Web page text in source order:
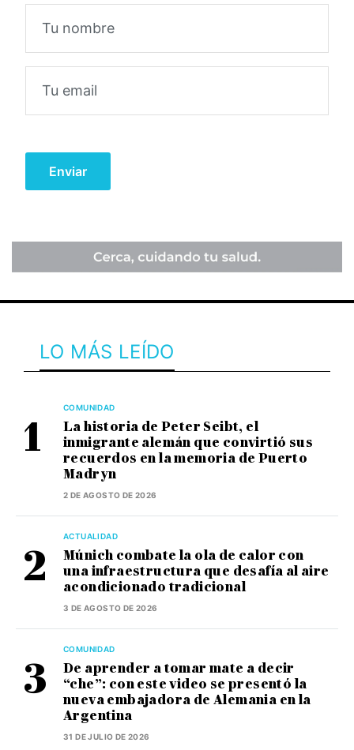
LO MÁS LEÍDO
COMUNIDAD
La historia de Peter Seibt, el
inmigrante alemán que convirtió sus
recuerdos en la memoria de Puerto
Madryn
2 DE AGOSTO DE 2026
ACTUALIDAD
Múnich combate la ola de calor con
una infraestructura que desafía al aire
acondicionado tradicional
3 DE AGOSTO DE 2026
COMUNIDAD
De aprender a tomar mate a decir
“che”: con este video se presentó la
nueva embajadora de Alemania en la
Argentina
31 DE JULIO DE 2026